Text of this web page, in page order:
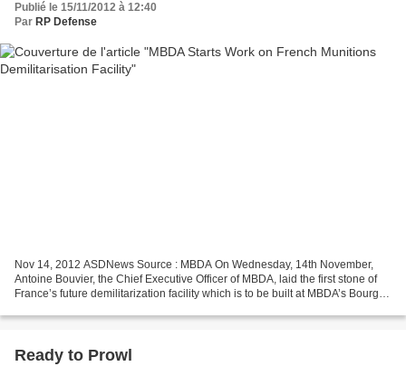
Publié le 15/11/2012 à 12:40
Par RP Defense
Nov 14, 2012 ASDNews Source : MBDA On Wednesday, 14th November,
Antoine Bouvier, the Chief Executive Officer of MBDA, laid the first stone of
France’s future demilitarization facility which is to be built at MBDA’s Bourges
Ready to Prowl